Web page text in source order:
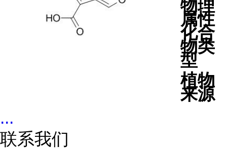
物理
属性
化合
物类
型
植物
来源
...
联系我们